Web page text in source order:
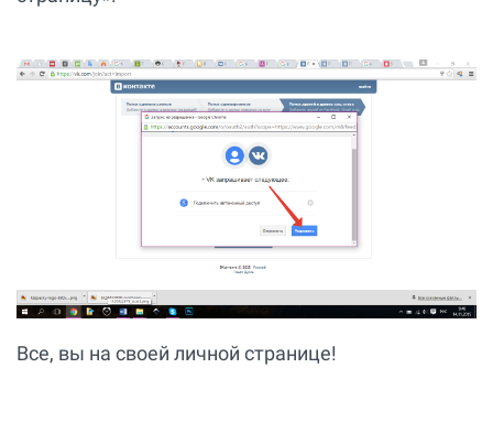
Все, вы на своей личной странице!